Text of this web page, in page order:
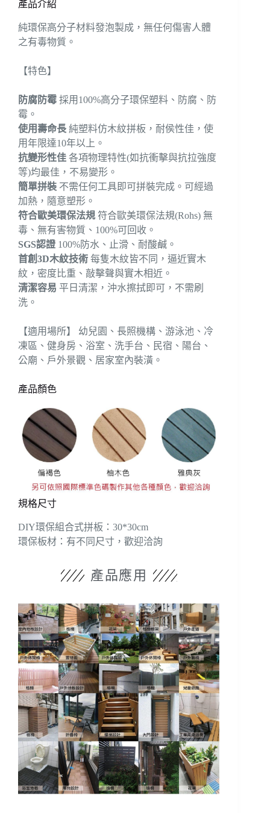
產品介紹
純環保高分子材料發泡製成，無任何傷害人體
之有毒物質。
【特色】
防腐防霉 採用100%高分子環保塑料、防腐、防
霉。
使用壽命長 純塑料仿木紋拼板，耐侯性佳，使
用年限達10年以上。
抗變形性佳 各項物理特性(如抗衝擊與抗拉強度
等)均最佳，不易變形。
簡單拼裝 不需任何工具即可拼裝完成。可經過
加熱，隨意塑形。
符合歐美環保法規 符合歐美環保法規(Rohs) 無
毒、無有害物質、100%可回收。
SGS認證 100%防水、止滑、耐酸鹹。
首創3D木紋技術 每隻木紋皆不同，逼近實木
紋，密度比重、敲擊聲與實木相近。
清潔容易 平日清潔，沖水擦拭即可，不需刷
洗。
【適用場所】 幼兒園、長照機構、游泳池、冷
凍區、健身房、浴室、洗手台、民宿、陽台、
公廟、戶外景觀、居家室內裝潢。
產品顏色
規格尺寸
DIY環保組合式拼板：30*30cm
環保板材：有不同尺寸，歡迎洽詢
產品應用